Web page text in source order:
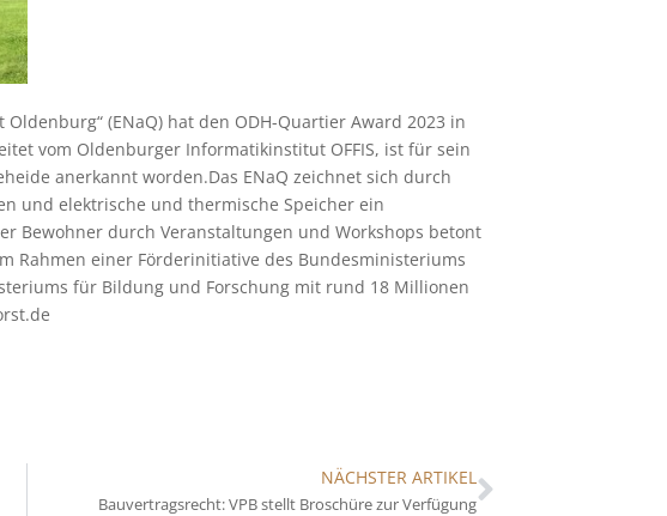
(ENaQ) hat den ODH-Quartier Award 2023 in
vom Oldenburger Informatikinstitut OFFIS, ist für sein
anerkannt worden.Das ENaQ zeichnet sich durch
und elektrische und thermische Speicher ein
Bewohner durch Veranstaltungen und Workshops betont
Rahmen einer Förderinitiative des Bundesministeriums
für Bildung und Forschung mit rund 18 Millionen
NÄCHSTER ARTIKEL
Bauvertragsrecht: VPB stellt Broschüre zur Verfügung